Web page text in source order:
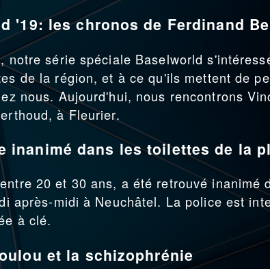
'19: les chronos de Ferdinand
notre série spéciale Baselworld
de la région, et à ce qu'ils mettent de
nous. Aujourd'hui, nous rencontrons
à Fleurier.
inanimé dans les toilettes de la
20 et 30 ans, a été retrouvé inanimé
après-midi à Neuchâtel. La police est
à clé.
et la schizophrénie